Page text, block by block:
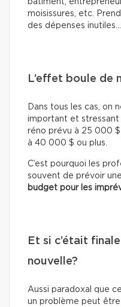
bâtiment,
moisissures, etc.
des dépenses
L’effet boule de
Dans tous les cas, on
important et stressant
réno prévu à 25 000
à 40 000 $ ou plus.
C’est pourquoi les
souvent de prévoir
budget pour les
Et si c’était
nouvelle?
Aussi paradoxal que
un problème peut être